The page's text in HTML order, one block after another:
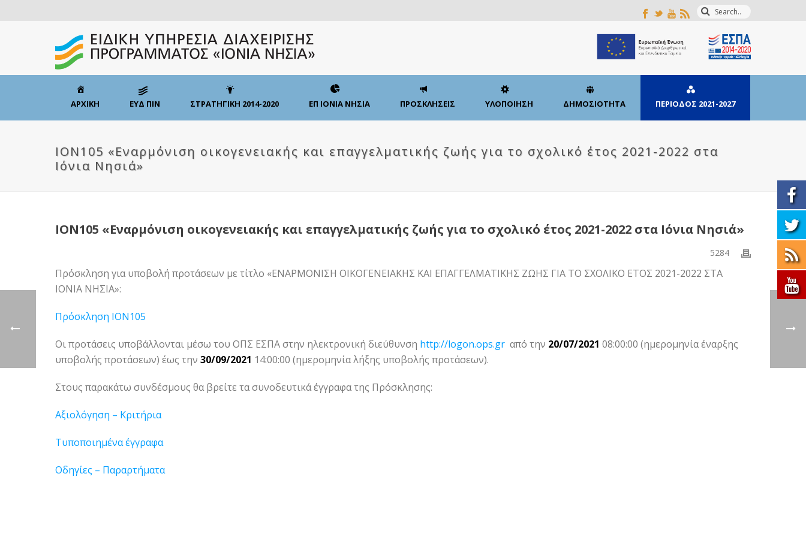
ΑΡΧΙΚΗ ΕΥΔ ΠΙΝ ΣΤΡΑΤΗΓΙΚΗ 2014-2020 ΕΠ ΙΟΝΙΑ ΝΗΣΙΑ ΠΡΟΣΚΛΗΣΕΙΣ ΥΛΟΠΟΙΗΣΗ ΔΗΜΟΣΙΟΤΗΤΑ ΠΕΡΙΟΔΟΣ 2021-2027
ION105 «Εναρμόνιση οικογενειακής και επαγγελματικής ζωής για το σχολικό έτος 2021-2022 στα
Ιόνια Νησιά»
ION105 «Εναρμόνιση οικογενειακής και επαγγελματικής ζωής για το σχολικό έτος 2021-2022 στα Ιόνια Νησιά»
5284
Πρόσκληση για υποβολή προτάσεων με τίτλο «ΕΝΑΡΜΟΝΙΣΗ ΟΙΚΟΓΕΝΕΙΑΚΗΣ ΚΑΙ ΕΠΑΓΓΕΛΜΑΤΙΚΗΣ ΖΩΗΣ ΓΙΑ ΤΟ ΣΧΟΛΙΚΟ ΕΤΟΣ 2021-2022 ΣΤΑ
ΙΟΝΙΑ ΝΗΣΙΑ»:
Πρόσκληση ION105
Οι προτάσεις υποβάλλονται μέσω του ΟΠΣ ΕΣΠΑ στην ηλεκτρονική διεύθυνση http://logon.ops.gr από την 20/07/2021 08:00:00 (ημερομηνία έναρξης
υποβολής προτάσεων) έως την 30/09/2021 14:00:00 (ημερομηνία λήξης υποβολής προτάσεων).
Στους παρακάτω συνδέσμους θα βρείτε τα συνοδευτικά έγγραφα της Πρόσκλησης:
Αξιολόγηση – Κριτήρια
Τυποποιημένα έγγραφα
Οδηγίες – Παραρτήματα